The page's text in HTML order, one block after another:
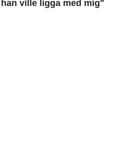
ville ligga med mig"